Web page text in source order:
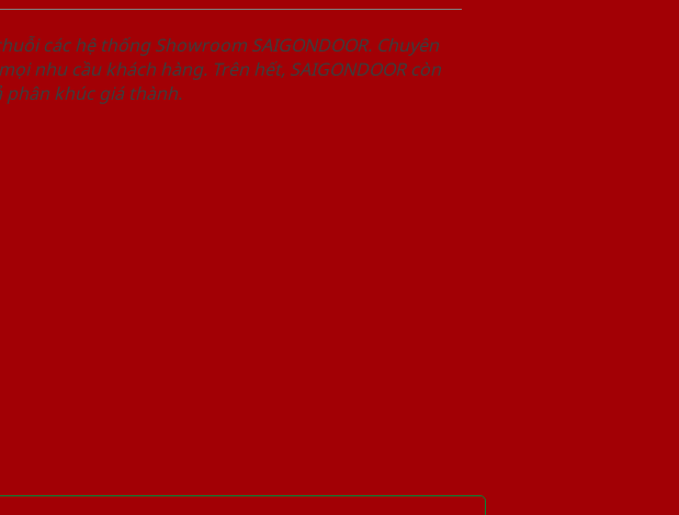
các hệ thống Showroom SAIGONDOOR. Chuyên
nhu cầu khách hàng. Trên hết, SAIGONDOOR còn
phân khúc giá thành.